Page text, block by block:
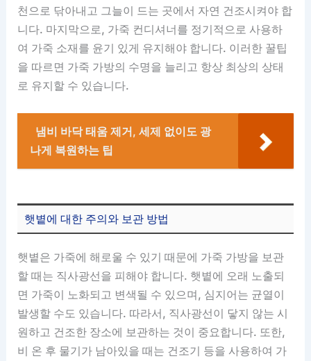
천으로 닦아내고 그늘이 드는 곳에서 자연 건조시켜야 합
니다. 마지막으로, 가죽 컨디셔너를 정기적으로 사용하
여 가죽 소재를 윤기 있게 유지해야 합니다. 이러한 꿀팁
을 따르면 가죽 가방의 수명을 늘리고 항상 최상의 상태
로 유지할 수 있습니다.
냄비 바닥 태움 제거, 세제 없이도 광
나게 복원하는 팁
햇볕에 대한 주의와 보관 방법
햇볕은 가죽에 해로울 수 있기 때문에 가죽 가방을 보관
할 때는 직사광선을 피해야 합니다. 햇볕에 오래 노출되
면 가죽이 노화되고 변색될 수 있으며, 심지어는 균열이
발생할 수도 있습니다. 따라서, 직사광선이 닿지 않는 시
원하고 건조한 장소에 보관하는 것이 중요합니다. 또한,
비 온 후 물기가 남아있을 때는 건조기 등을 사용하여 가